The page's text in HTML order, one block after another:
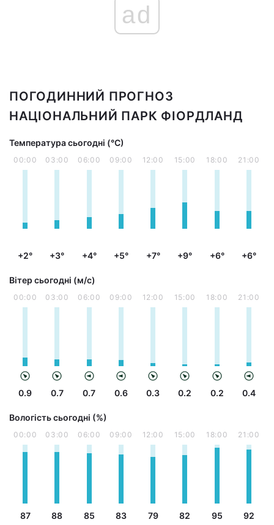
ad
ПОГОДИННИЙ ПРОГНОЗ
НАЦІОНАЛЬНИЙ ПАРК ФІОРДЛАНД
Температура сьогодні (°С)
00:00
+2°
03:00
+3°
06:00
+4°
09:00
+5°
12:00
+7°
15:00
+9°
18:00
+6°
21:00
+6°
Вітер сьогодні (м/с)
00:00
0.9
03:00
0.7
06:00
0.7
09:00
0.6
12:00
0.3
15:00
0.2
18:00
0.2
21:00
0.4
Вологість сьогодні (%)
00:00
87
03:00
88
06:00
85
09:00
83
12:00
79
15:00
82
18:00
95
21:00
92